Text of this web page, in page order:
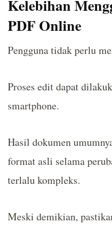
Kelebihan
PDF Online
Pengguna tidak perlu
Proses edit dapat
smartphone.
Hasil dokumen
format asli selama
terlalu kompleks.
Meski demikian,